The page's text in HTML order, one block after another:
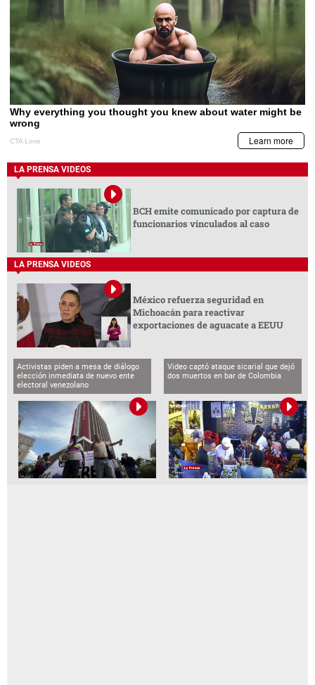
LA PRENSA VIDEOS
BCH emite comunicado por captura de
funcionarios vinculados al caso
LA PRENSA VIDEOS
México refuerza seguridad en
Michoacán para reactivar
exportaciones de aguacate a EEUU
Activistas piden a mesa de diálogo
elección inmediata de nuevo ente
electoral venezolano
Video captó ataque sicarial que dejó
dos muertos en bar de Colombia